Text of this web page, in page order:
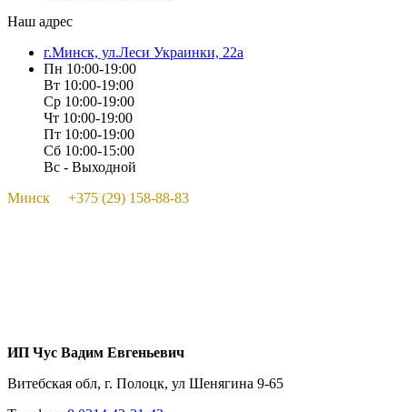
Наш адрес
г.Минск, ул.Леси Украинки, 22а
Пн 10:00-19:00
Вт 10:00-19:00
Ср 10:00-19:00
Чт 10:00-19:00
Пт 10:00-19:00
Сб 10:00-15:00
Вс - Выходной
Минск +375 (29) 158-88-83
ИП Чус Вадим Евгеньевич
Витебская обл, г. Полоцк, ул Шенягина 9-65